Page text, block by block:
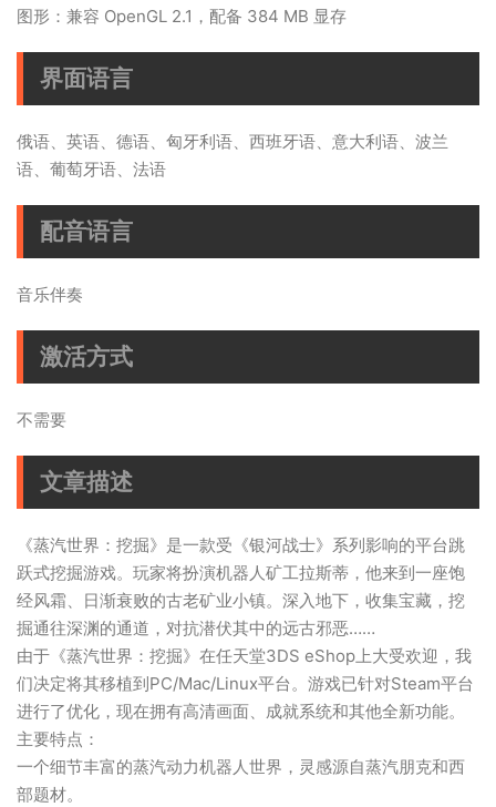
图形：兼容 OpenGL 2.1，配备 384 MB 显存
界面语言
俄语、英语、德语、匈牙利语、西班牙语、意大利语、波兰
语、葡萄牙语、法语
配音语言
音乐伴奏
激活方式
不需要
文章描述
《蒸汽世界：挖掘》是一款受《银河战士》系列影响的平台跳
跃式挖掘游戏。玩家将扮演机器人矿工拉斯蒂，他来到一座饱
经风霜、日渐衰败的古老矿业小镇。深入地下，收集宝藏，挖
掘通往深渊的通道，对抗潜伏其中的远古邪恶……
由于《蒸汽世界：挖掘》在任天堂3DS eShop上大受欢迎，我
们决定将其移植到PC/Mac/Linux平台。游戏已针对Steam平台
进行了优化，现在拥有高清画面、成就系统和其他全新功能。
主要特点：
一个细节丰富的蒸汽动力机器人世界，灵感源自蒸汽朋克和西
部题材。